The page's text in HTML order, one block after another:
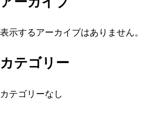
表示するアーカイブはありません。
カテゴリー
カテゴリーなし